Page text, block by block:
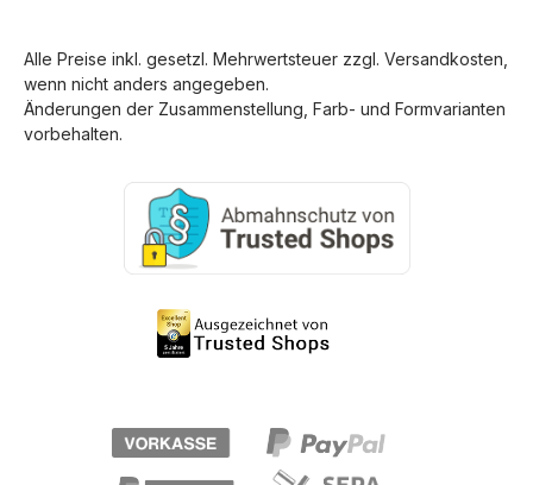
Alle Preise inkl. gesetzl. Mehrwertsteuer zzgl. Versandkosten
wenn nicht anders angegeben.
Änderungen der Zusammenstellung, Farb- und Formvarianten
vorbehalten.